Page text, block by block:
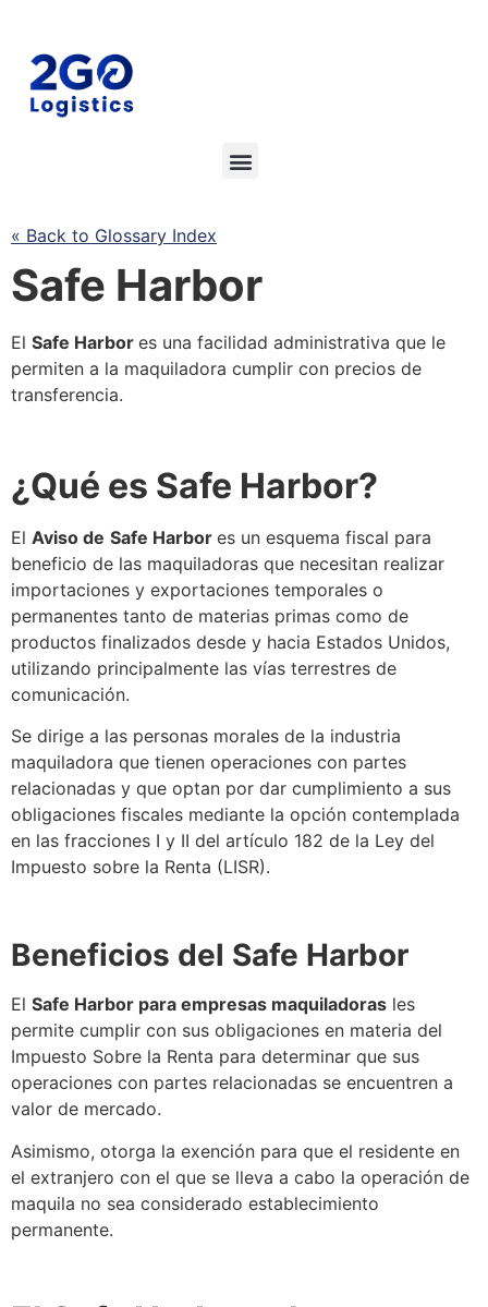
« Back to Glossary Index
Safe Harbor
El Safe Harbor es una facilidad administrativa que le
permiten a la maquiladora cumplir con precios de
transferencia.
¿Qué es Safe Harbor?
El Aviso de Safe Harbor es un esquema fiscal para
beneficio de las maquiladoras que necesitan realizar
importaciones y exportaciones temporales o
permanentes tanto de materias primas como de
productos finalizados desde y hacia Estados Unidos,
utilizando principalmente las vías terrestres de
comunicación.
Se dirige a las personas morales de la industria
maquiladora que tienen operaciones con partes
relacionadas y que optan por dar cumplimiento a sus
obligaciones fiscales mediante la opción contemplada
en las fracciones I y II del artículo 182 de la Ley del
Impuesto sobre la Renta (LISR).
Beneficios del Safe Harbor
El Safe Harbor para empresas maquiladoras les
permite cumplir con sus obligaciones en materia del
Impuesto Sobre la Renta para determinar que sus
operaciones con partes relacionadas se encuentren a
valor de mercado.
Asimismo, otorga la exención para que el residente en
el extranjero con el que se lleva a cabo la operación de
maquila no sea considerado establecimiento
permanente.